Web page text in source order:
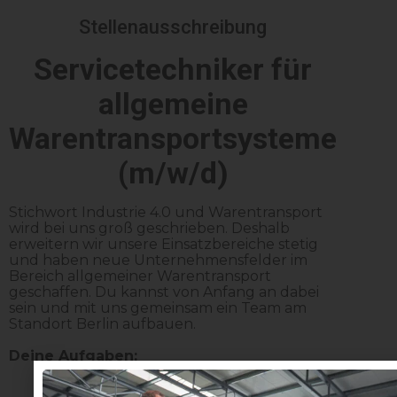
Stellenausschreibung
Servicetechniker für
allgemeine
Warentransportsysteme
(m/w/d)
Stichwort Industrie 4.0 und Warentransport
wird bei uns groß geschrieben. Deshalb
erweitern wir unsere Einsatzbereiche stetig
und haben neue Unternehmensfelder im
Bereich allgemeiner Warentransport
geschaffen. Du kannst von Anfang an dabei
sein und mit uns gemeinsam ein Team am
Standort Berlin aufbauen.
Deine Aufgaben:
Analyse und Behebung von